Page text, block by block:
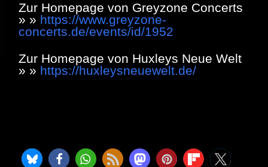
Zur Homepage von Greyzone Concerts
» » https://www.greyzone-
concerts.de/events/id/1952
Zur Homepage von Huxleys Neue Welt
» » https://huxleysneuewelt.de/